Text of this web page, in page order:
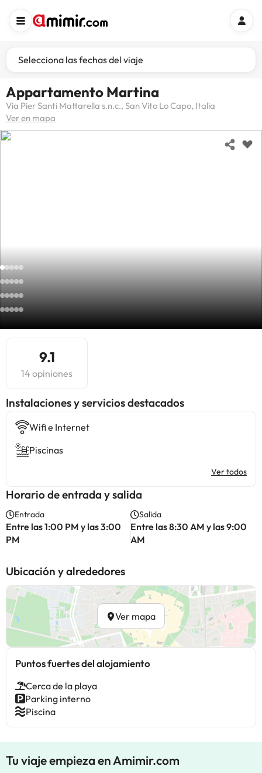
Selecciona las fechas del viaje
Appartamento Martina
Via Pier Santi Mattarella s.n.c., San Vito Lo Capo, Italia
Ver en mapa
9.1
14 opiniones
Instalaciones y servicios destacados
Wifi e Internet
Piscinas
Ver todos
Horario de entrada y salida
Entrada
Entre las 1:00 PM y las 3:00
PM
Salida
Entre las 8:30 AM y las 9:00
AM
Ubicación y alrededores
Ver mapa
Puntos fuertes del alojamiento
Cerca de la playa
Parking interno
Piscina
Tu viaje empieza en Amimir.com